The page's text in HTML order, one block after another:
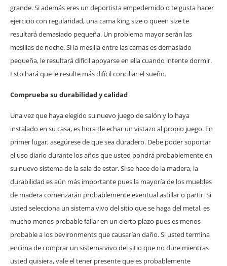
grande. Si además eres un deportista empedernido o te gusta hacer
ejercicio con regularidad, una cama king size o queen size te
resultará demasiado pequeña. Un problema mayor serán las
mesillas de noche. Si la mesilla entre las camas es demasiado
pequeña, le resultará difícil apoyarse en ella cuando intente dormir.
Esto hará que le resulte más difícil conciliar el sueño.
Comprueba su durabilidad y calidad
Una vez que haya elegido su nuevo juego de salón y lo haya
instalado en su casa, es hora de echar un vistazo al propio juego. En
primer lugar, asegúrese de que sea duradero. Debe poder soportar
el uso diario durante los años que usted pondrá probablemente en
su nuevo sistema de la sala de estar. Si se hace de la madera, la
durabilidad es aún más importante pues la mayoría de los muebles
de madera comenzarán probablemente eventual astillar o partir. Si
usted selecciona un sistema vivo del sitio que se haga del metal, es
mucho menos probable fallar en un cierto plazo pues es menos
probable a los bevironments que causarían daño. Si usted termina
encima de comprar un sistema vivo del sitio que no dure mientras
usted quisiera, vale el tener presente que es probablemente